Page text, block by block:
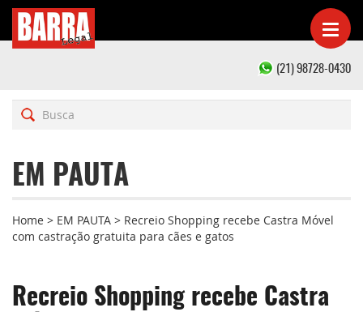
(21) 98728-0430
EM PAUTA
Home > EM PAUTA > Recreio Shopping recebe Castra Móvel
com castração gratuita para cães e gatos
Recreio Shopping recebe Castra